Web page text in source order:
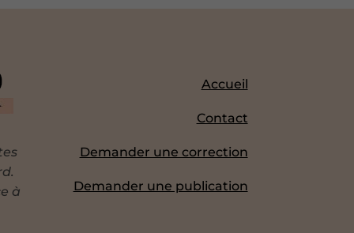
à
Accueil
Contact
Demander une correction
Demander une publication